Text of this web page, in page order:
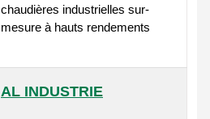
chaudières industrielles sur-
mesure à hauts rendements
AL INDUSTRIE